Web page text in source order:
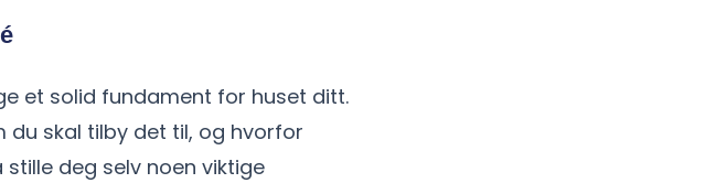
et solid fundament for huset ditt.
du skal tilby det til, og hvorfor
deg selv noen viktige